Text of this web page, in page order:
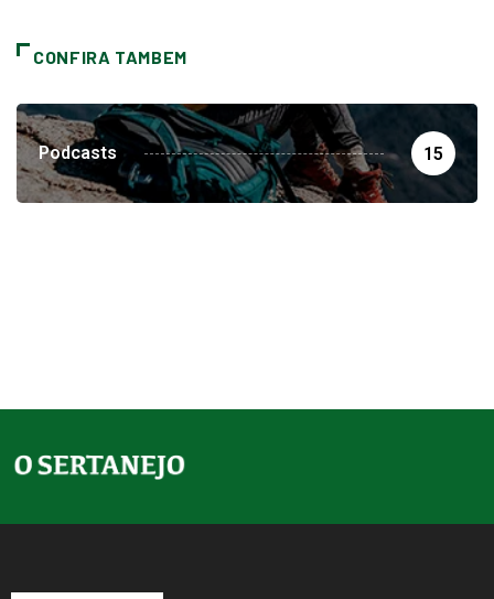
CONFIRA TAMBEM
Podcasts 15